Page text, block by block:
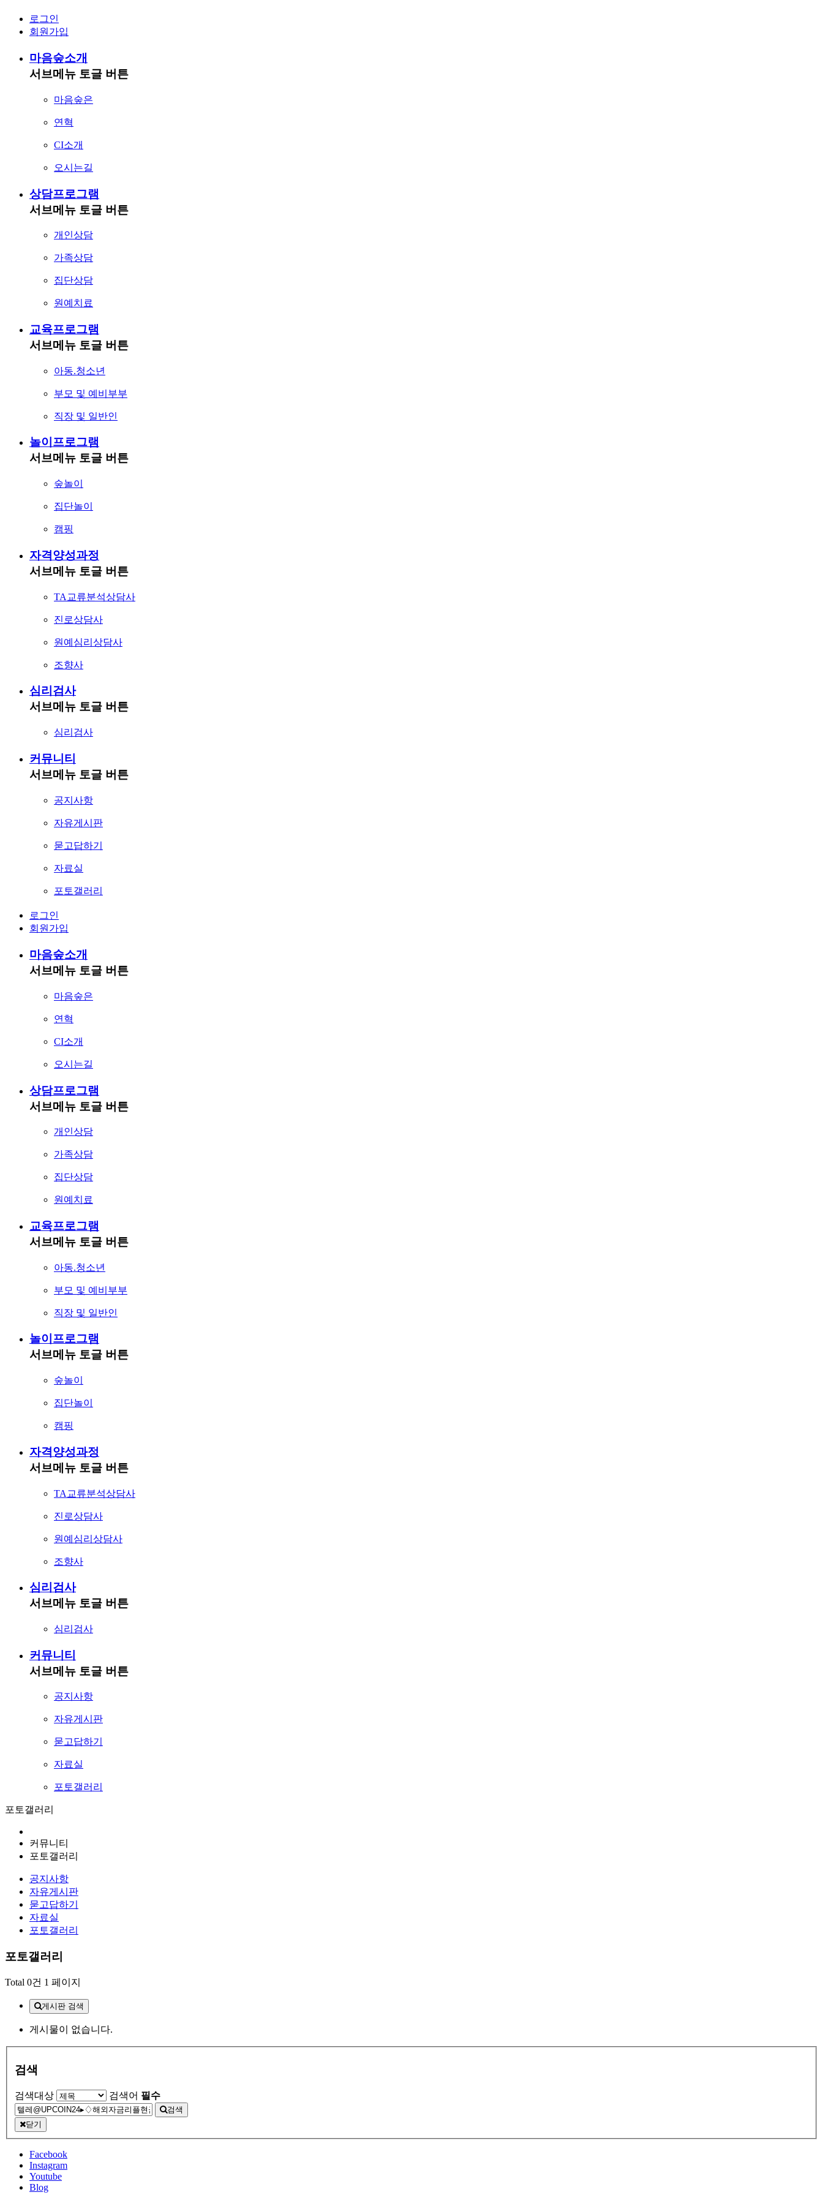
로그인
회원가입
마음숲소개
서브메뉴 토글 버튼
마음숲은
연혁
CI소개
오시는길
상담프로그램
서브메뉴 토글 버튼
개인상담
가족상담
집단상담
원예치료
교육프로그램
서브메뉴 토글 버튼
아동.청소년
부모 및 예비부부
직장 및 일반인
놀이프로그램
서브메뉴 토글 버튼
숲놀이
집단놀이
캠핑
자격양성과정
서브메뉴 토글 버튼
TA교류분석상담사
진로상담사
원예심리상담사
조향사
심리검사
서브메뉴 토글 버튼
심리검사
커뮤니티
서브메뉴 토글 버튼
공지사항
자유게시판
묻고답하기
자료실
포토갤러리
로그인
회원가입
마음숲소개
서브메뉴 토글 버튼
마음숲은
연혁
CI소개
오시는길
상담프로그램
서브메뉴 토글 버튼
개인상담
가족상담
집단상담
원예치료
교육프로그램
서브메뉴 토글 버튼
아동.청소년
부모 및 예비부부
직장 및 일반인
놀이프로그램
서브메뉴 토글 버튼
숲놀이
집단놀이
캠핑
자격양성과정
서브메뉴 토글 버튼
TA교류분석상담사
진로상담사
원예심리상담사
조향사
심리검사
서브메뉴 토글 버튼
심리검사
커뮤니티
서브메뉴 토글 버튼
공지사항
자유게시판
묻고답하기
자료실
포토갤러리
포토갤러리
커뮤니티
포토갤러리
공지사항
자유게시판
묻고답하기
자료실
포토갤러리
포토갤러리
Total 0건 1 페이지
게시판 검색
게시물이 없습니다.
검색
검색대상 검색어 필수
검색
닫기
Facebook
Instagram
Youtube
Blog